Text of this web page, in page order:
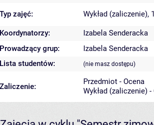
Typ zajęć: Wykład (zaliczenie),
Koordynatorzy:
Izabela Senderacka
Prowadzący grup:
Izabela Senderacka
Lista studentów:
(nie masz dostępu)
Zaliczenie:
Przedmiot - Ocena
Wykład (zaliczenie) -